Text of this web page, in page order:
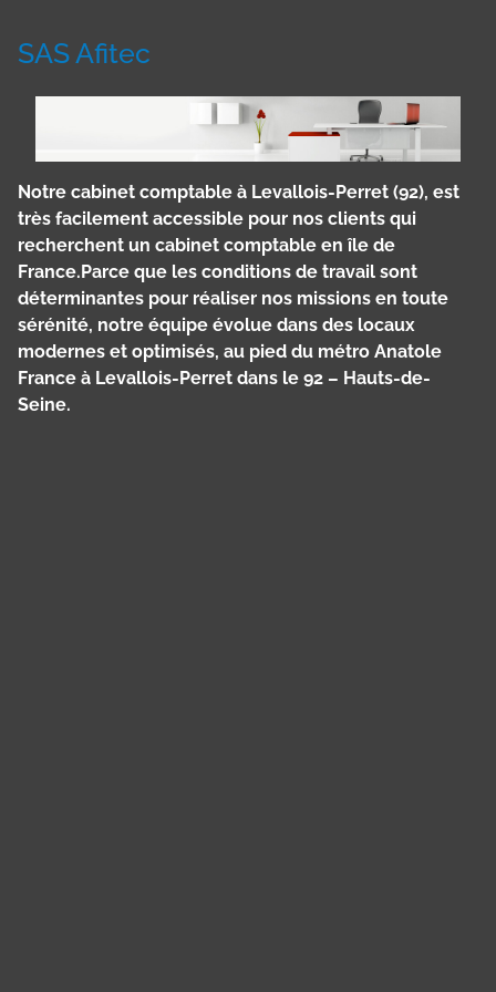
SAS Afitec
Notre cabinet comptable à Levallois-Perret (92), est
très facilement accessible pour nos clients qui
recherchent un cabinet comptable en île de
France.Parce que les conditions de travail sont
déterminantes pour réaliser nos missions en toute
sérénité, notre équipe évolue dans des locaux
modernes et optimisés, au pied du métro Anatole
France à Levallois-Perret dans le 92 – Hauts-de-
Seine.